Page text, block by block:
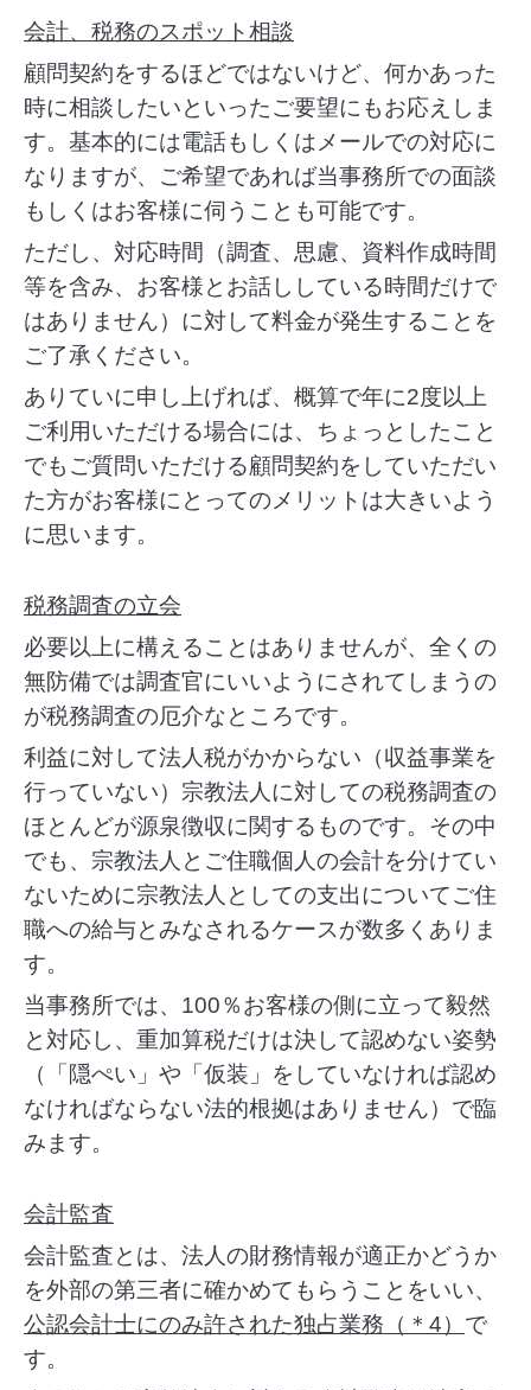
会計、税務のスポット相談
顧問契約をするほどではないけど、何かあった
時に相談したいといったご要望にもお応えしま
す。基本的には電話もしくはメールでの対応に
なりますが、ご希望であれば当事務所での面談
もしくはお客様に伺うことも可能です。
ただし、対応時間（調査、思慮、資料作成時間
等を含み、お客様とお話ししている時間だけで
はありません）に対して料金が発生することを
ご了承ください。
ありていに申し上げれば、概算で年に2度以上
ご利用いただける場合には、ちょっとしたこと
でもご質問いただける顧問契約をしていただい
た方がお客様にとってのメリットは大きいよう
に思います。
税務調査の立会
必要以上に構えることはありませんが、全くの
無防備では調査官にいいようにされてしまうの
が税務調査の厄介なところです。
利益に対して法人税がかからない（収益事業を
行っていない）宗教法人に対しての税務調査の
ほとんどが源泉徴収に関するものです。その中
でも、宗教法人とご住職個人の会計を分けてい
ないために宗教法人としての支出についてご住
職への給与とみなされるケースが数多くありま
す。
当事務所では、100％お客様の側に立って毅然
と対応し、重加算税だけは決して認めない姿勢
（「隠ぺい」や「仮装」をしていなければ認め
なければならない法的根拠はありません）で臨
みます。
会計監査
会計監査とは、法人の財務情報が適正かどうか
を外部の第三者に確かめてもらうことをいい、
公認会計士にのみ許された独占業務（＊4） で
す。